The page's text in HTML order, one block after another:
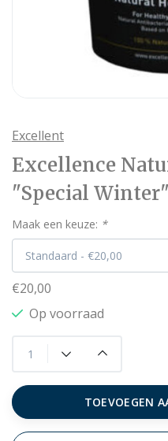
Excellent
Excellence
"Special
Maak een keuze: *
€20,00
Op voorraad
TOEVOEGEN